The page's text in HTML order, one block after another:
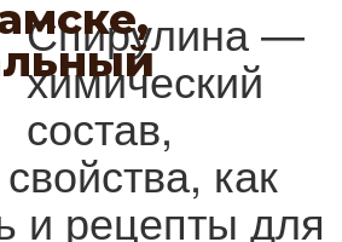
Спирулина —
химический
состав,
как
и рецепты для